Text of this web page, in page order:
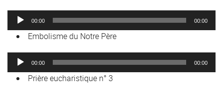
Lecteur
audio
00:00 00:00
Embolisme du Notre Père
Lecteur
audio
00:00 00:00
Prière eucharistique n° 3